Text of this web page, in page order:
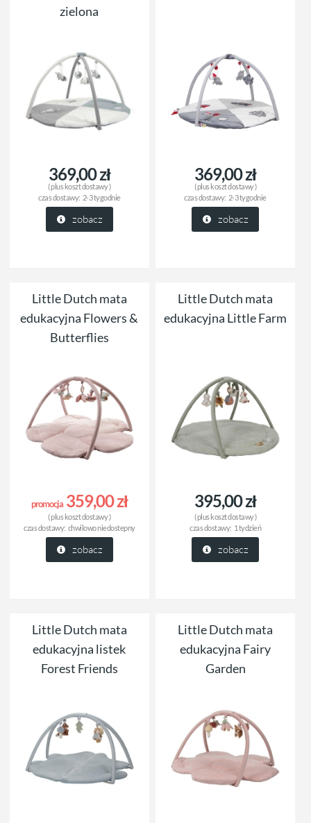
zielona
369,00 zł
( plus koszt dostawy)
czas dostawy: 2-3 tygodnie
zobacz
369,00 zł
( plus koszt dostawy)
czas dostawy: 2-3 tygodnie
zobacz
Little Dutch mata
edukacyjna Flowers &
Butterflies
promocja359,00 zł
( pluskoszt dostawy)
czas dostawy: chwilowo niedostepny
zobacz
Little Dutch mata
edukacyjna Little Farm
395,00 zł
( pluskoszt dostawy)
czas dostawy: 1 tydzień
zobacz
Little Dutch mata
edukacyjna listek
Forest Friends
Little Dutch mata
edukacyjna Fairy
Garden